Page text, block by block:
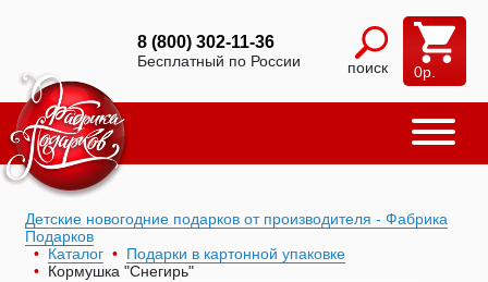
8 (800) 302-11-36
Бесплатный по России поиск 0р.
Детские новогодние подарков от производителя - Фабрика
Подарков
Каталог
Подарки в картонной упаковке
Кормушка "Снегирь"